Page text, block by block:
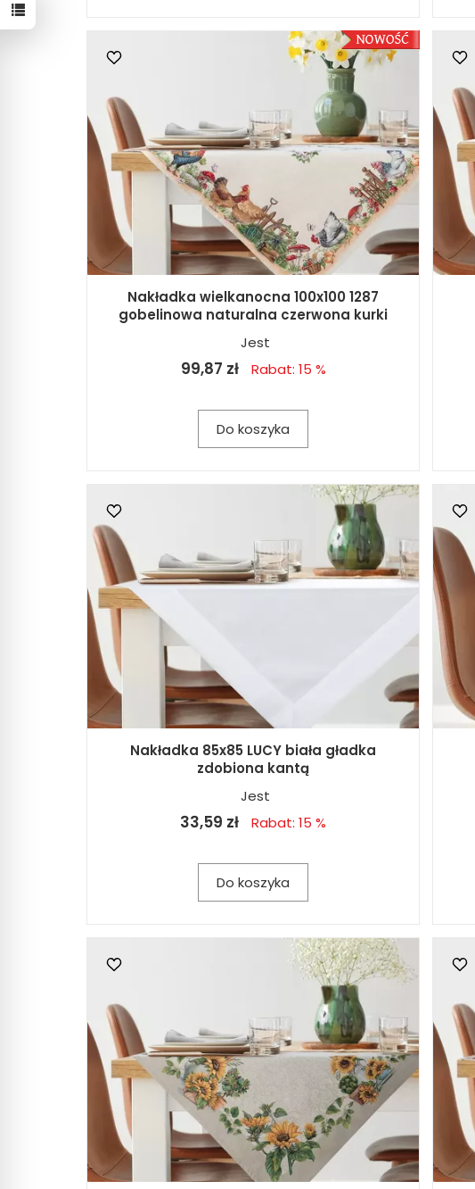
Nakładka wielkanocna 100x100 1287
gobelinowa naturalna czerwona kurki
Jest
99,87 zł Rabat: 15 %
Do koszyka
Nakładka 85x85 LUCY biała gładka
zdobiona kantą
Jest
33,59 zł Rabat: 15 %
Do koszyka